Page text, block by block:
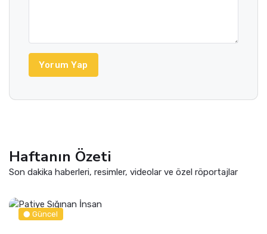
Yorum Yap
Haftanın Özeti
Son dakika haberleri, resimler, videolar ve özel röportajlar
Güncel